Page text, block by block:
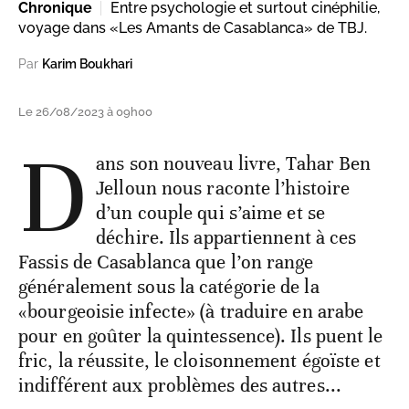
Chronique
Entre psychologie et surtout cinéphilie,
voyage dans «Les Amants de Casablanca» de TBJ.
Par Karim Boukhari
Le 26/08/2023 à 09h00
D ans son nouveau livre, Tahar Ben
Jelloun nous raconte l’histoire
d’un couple qui s’aime et se
déchire. Ils appartiennent à ces
Fassis de Casablanca que l’on range
généralement sous la catégorie de la
«bourgeoisie infecte» (à traduire en arabe
pour en goûter la quintessence). Ils puent le
fric, la réussite, le cloisonnement égoïste et
indifférent aux problèmes des autres...